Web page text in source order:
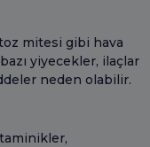
mitesi gibi hava
yiyecekler, ilaçlar
neden olabilir.